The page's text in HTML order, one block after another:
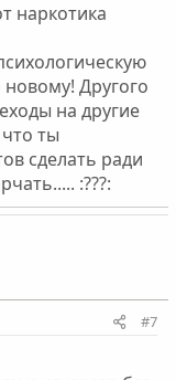
наркотика
Другого
на другие
ты
сделать ради
:???:
#7